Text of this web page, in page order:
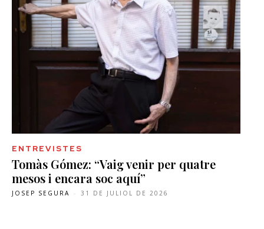
ENTREVISTES
Tomàs Gómez: “Vaig venir per quatre
mesos i encara soc aquí”
JOSEP SEGURA - 31 DE JULIOL DE 2026